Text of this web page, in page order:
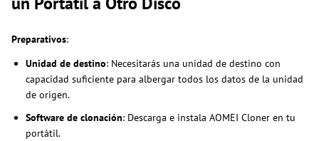
Preparativos:
Unidad de destino: Necesitarás una unidad de destino con
capacidad suficiente para albergar todos los datos de la unidad
de origen.
Software de clonación: Descarga e instala AOMEI Cloner en tu
portátil.